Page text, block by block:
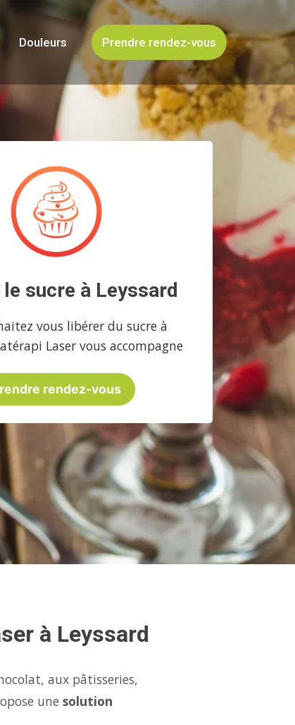
Douleurs Prendre rendez-vous
sucre à Leyssard
vous libérer du sucre à
Laser vous accompagne
rendez-vous
à Leyssard
aux pâtisseries,
une solution